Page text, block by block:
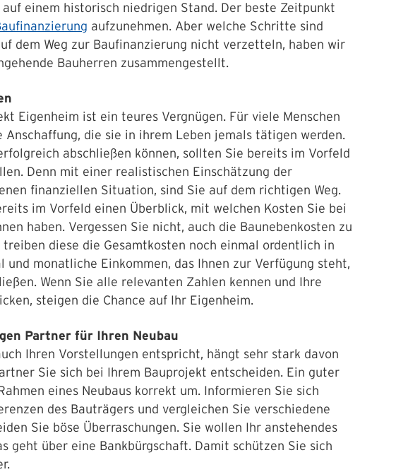
einem historisch niedrigen Stand. Der beste Zeitpunkt
aufzunehmen. Aber welche Schritte sind
dem Weg zur Baufinanzierung nicht verzetteln, haben wir
Bauherren zusammengestellt.
Eigenheim ist ein teures Vergnügen. Für viele Menschen
die sie in ihrem Leben jemals tätigen werden.
abschließen können, sollten Sie bereits im Vorfeld
Denn mit einer realistischen Einschätzung der
finanziellen Situation, sind Sie auf dem richtigen Weg.
im Vorfeld einen Überblick, mit welchen Kosten Sie bei
haben. Vergessen Sie nicht, auch die Baunebenkosten zu
diese die Gesamtkosten noch einmal ordentlich in
und monatliche Einkommen, das Ihnen zur Verfügung steht,
Wenn Sie alle relevanten Zahlen kennen und Ihre
steigen die Chance auf Ihr Eigenheim.
Partner für Ihren Neubau
Ihren Vorstellungen entspricht, hängt sehr stark davon
Sie sich bei Ihrem Bauprojekt entscheiden. Ein guter
eines Neubaus korrekt um. Informieren Sie sich
des Bauträgers und vergleichen Sie verschiedene
Sie böse Überraschungen. Sie wollen Ihr anstehendes
geht über eine Bankbürgschaft. Damit schützen Sie sich